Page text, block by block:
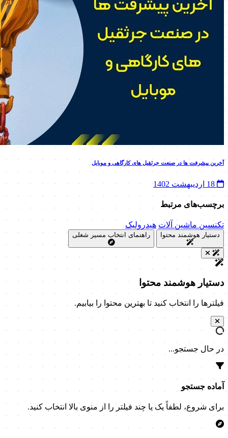
آخرین پیشرفت ها در صنعت جرثقیل های کارگاهی و موبایل
برچسب‌های مرتبط
تکنسین ماشین آلات هیدرولیک
دستیار هوشمند محتوا راهنمای انتخاب مسیر شغلی
دستیار هوشمند محتوا
فیلترها را انتخاب کنید تا بهترین محتوا را بیابیم.
در حال جستجو...
آماده جستجو
برای شروع، لطفاً یک یا چند فیلتر را از منوی بالا انتخاب کنید.